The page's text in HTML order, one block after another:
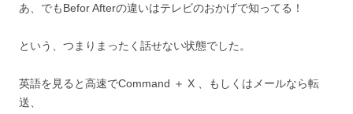
あ、でもBefor Afterの違いはテレビのおかげで知ってる！
という、つまりまったく話せない状態でした。
英語を見ると高速でCommand ＋ X 、もしくはメールなら転
送、